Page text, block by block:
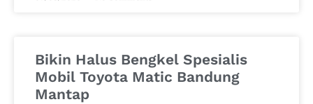
Bikin Halus Bengkel Spesialis
Mobil Toyota Matic Bandung
Mantap